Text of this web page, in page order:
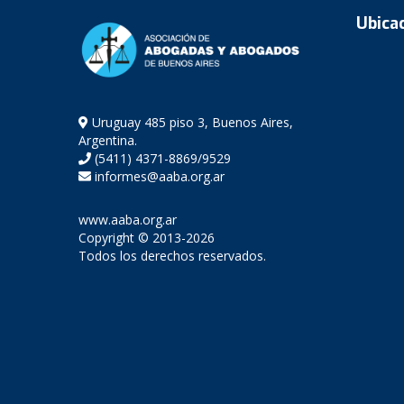
Uruguay 485 piso 3, Buenos Aires,
Argentina.
(5411) 4371-8869/9529
informes@aaba.org.ar
www.aaba.org.ar
Copyright © 2013-2026
Todos los derechos reservados.